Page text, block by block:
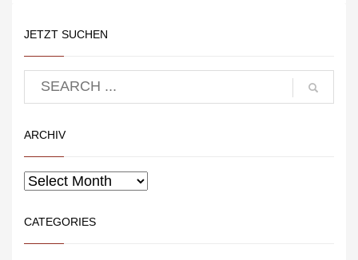
JETZT SUCHEN
ARCHIV
CATEGORIES